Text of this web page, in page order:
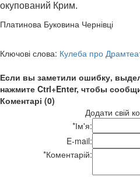
окупований Крим.
Платинова Буковина Чернівці
Ключові слова: Кулеба про
Если вы заметили ошибку,
нажмите Ctrl+Enter, чтобы
Коментарі (0)
Додати свій
*Ім'я:
E-mail:
*Коментарій: